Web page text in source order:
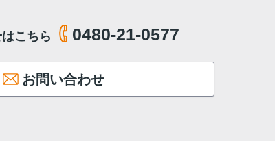
こちら 0480-21-0577
お問い合わせ